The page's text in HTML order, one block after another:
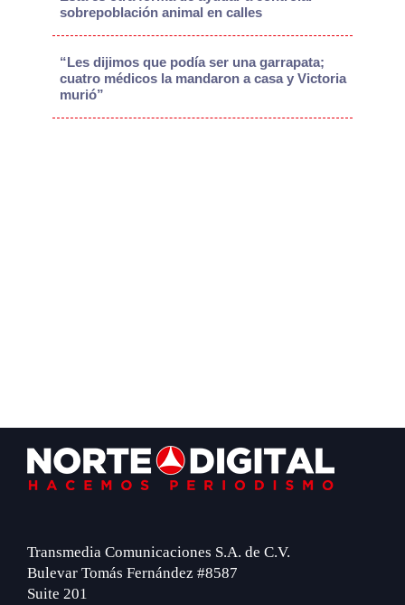
sobrepoblación animal en calles
“Les dijimos que podía ser una garrapata;
cuatro médicos la mandaron a casa y Victoria
murió”
Footer
Transmedia Comunicaciones S.A. de C.V.
Bulevar Tomás Fernández #8587
Suite 201